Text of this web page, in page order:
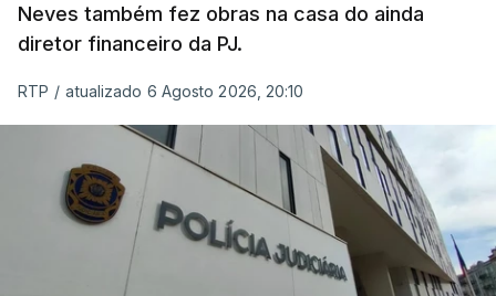
Neves também fez obras na casa do ainda
diretor financeiro da PJ.
RTP / atualizado 6 Agosto 2026, 20:10